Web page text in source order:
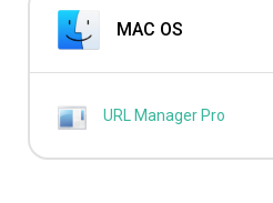
MAC OS
URL Manager Pro